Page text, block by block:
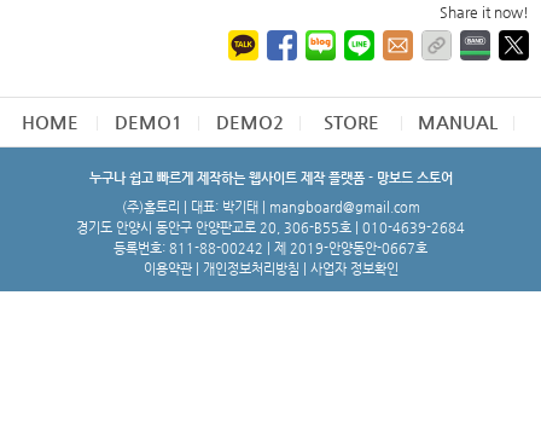
Share it now!
HOME DEMO1 DEMO2 STORE MANUAL
누구나 쉽고 빠르게 제작하는 웹사이트 제작 플랫폼 - 망보드 스토어
(주)홈토리 | 대표: 박기태 | mangboard@gmail.com
경기도 안양시 동안구 안양판교로 20, 306-B55호 | 010-4639-2684
등록번호: 811-88-00242 | 제 2019-안양동안-0667호
이용약관| 개인정보처리방침 사업자 정보확인